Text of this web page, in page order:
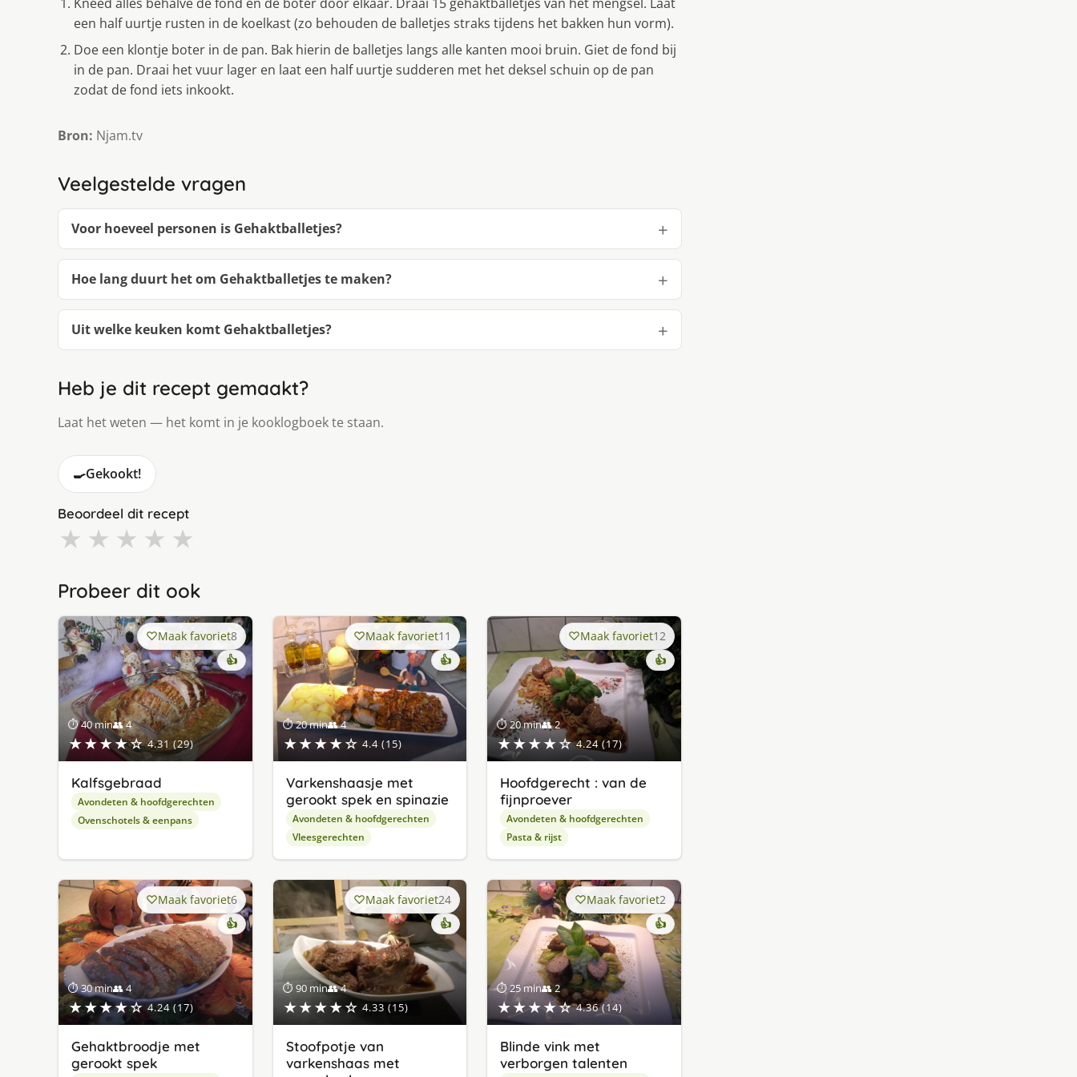
een half uurtje rusten in de koelkast (zo behouden de balletjes straks tijdens het bakken hun vorm).
Doe een klontje boter in de pan. Bak hierin de balletjes langs alle kanten mooi bruin. Giet de fond bij
in de pan. Draai het vuur lager en laat een half uurtje sudderen met het deksel schuin op de pan
zodat de fond iets inkookt.
Bron: Njam.tv
Veelgestelde vragen
Voor hoeveel personen is Gehaktballetjes?
Hoe lang duurt het om Gehaktballetjes te maken?
Uit welke keuken komt Gehaktballetjes?
Heb je dit recept gemaakt?
Laat het weten — het komt in je kooklogboek te staan.
🍳Gekookt!
Beoordeel dit recept
★ ★ ★ ★ ★
Probeer dit ook
⏱ 40 min👥 4
★★★★☆ 4.31 (29)
Maak favoriet8
👍
Kalfsgebraad
Avondeten & hoofdgerechten
Ovenschotels & eenpans
⏱ 20 min👥 4
★★★★☆ 4.4 (15)
Maak favoriet11
👍
Varkenshaasje met
gerookt spek en spinazie
Avondeten & hoofdgerechten
Vleesgerechten
⏱ 20 min👥 2
★★★★☆ 4.24 (17)
Maak favoriet12
👍
Hoofdgerecht : van de
fijnproever
Avondeten & hoofdgerechten
Pasta & rijst
⏱ 30 min👥 4
★★★★☆ 4.24 (17)
Maak favoriet6
👍
Gehaktbroodje met
gerookt spek
⏱ 90 min👥 4
★★★★☆ 4.33 (15)
Maak favoriet24
👍
Stoofpotje van
varkenshaas met
⏱ 25 min👥 2
★★★★☆ 4.36 (14)
Maak favoriet2
👍
Blinde vink met
verborgen talenten